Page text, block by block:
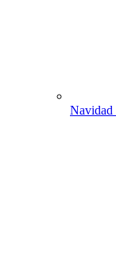
Navidad